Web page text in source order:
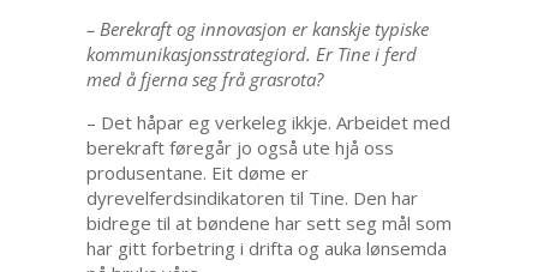
– Berekraft og innovasjon er kanskje typiske
kommunikasjonsstrategiord. Er Tine i ferd
med å fjerna seg frå grasrota?
– Det håpar eg verkeleg ikkje. Arbeidet med
berekraft føregår jo også ute hjå oss
produsentane. Eit døme er
dyrevelferdsindikatoren til Tine. Den har
bidrege til at bøndene har sett seg mål som
har gitt forbetring i drifta og auka lønsemda